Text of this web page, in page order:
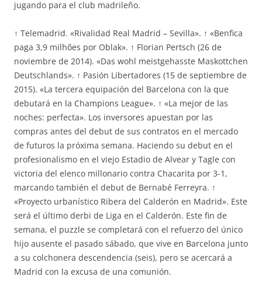
jugando para el club madrileño.
↑ Telemadrid. «Rivalidad Real Madrid – Sevilla». ↑ «Benfica
paga 3,9 milhões por Oblak». ↑ Florian Pertsch (26 de
noviembre de 2014). «Das wohl meistgehasste Maskottchen
Deutschlands». ↑ Pasión Libertadores (15 de septiembre de
2015). «La tercera equipación del Barcelona con la que
debutará en la Champions League». ↑ «La mejor de las
noches: perfecta». Los inversores apuestan por las
compras antes del debut de sus contratos en el mercado
de futuros la próxima semana. Haciendo su debut en el
profesionalismo en el viejo Estadio de Alvear y Tagle con
victoria del elenco millonario contra Chacarita por 3-1,
marcando también el debut de Bernabé Ferreyra. ↑
«Proyecto urbanístico Ribera del Calderón en Madrid». Este
será el último derbi de Liga en el Calderón. Este fin de
semana, el puzzle se completará con el refuerzo del único
hijo ausente el pasado sábado, que vive en Barcelona junto
a su colchonera descendencia (seis), pero se acercará a
Madrid con la excusa de una comunión.